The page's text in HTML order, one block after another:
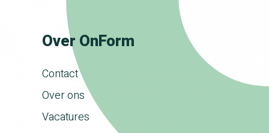
Over OnForm
Contact
Over ons
Vacatures